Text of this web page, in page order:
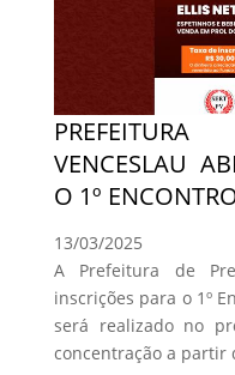
VENCESLAU
O 1º
13/03/2025
A Prefeitura de
inscrições para o 1º
será realizado no
concentração a partir